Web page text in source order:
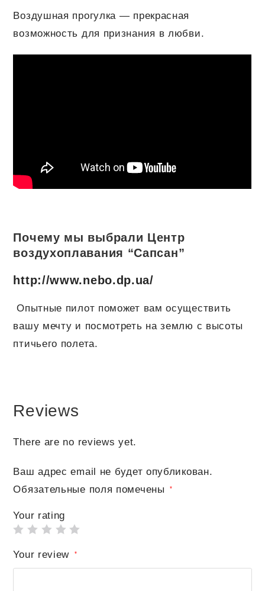
Воздушная прогулка — прекрасная
возможность для признания в любви.
Почему мы выбрали Центр
воздухоплавания “Сапсан”
http://www.nebo.dp.ua/
Опытные пилот поможет вам осуществить
вашу мечту и посмотреть на землю с высоты
птичьего полета.
Reviews
There are no reviews yet.
Ваш адрес email не будет опубликован.
Обязательные поля помечены
*
Your rating
Your review *